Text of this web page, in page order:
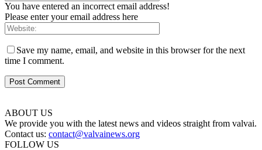
You have entered an incorrect email address!
Please enter your email address here
Save my name, email, and website in this browser for the next
time I comment.
ABOUT US
We provide you with the latest news and videos straight from valvai.
Contact us: contact@valvainews.org
FOLLOW US